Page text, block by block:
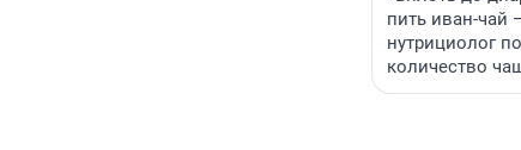
пить иван-чай
нутрициолог
количество